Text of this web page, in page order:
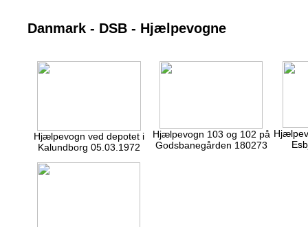
Danmark - DSB - Hjælpevogne
Hjælpevogn ved depotet i
Kalundborg 05.03.1972
Hjælpevogn 103 og 102 på
Godsbanegården 180273